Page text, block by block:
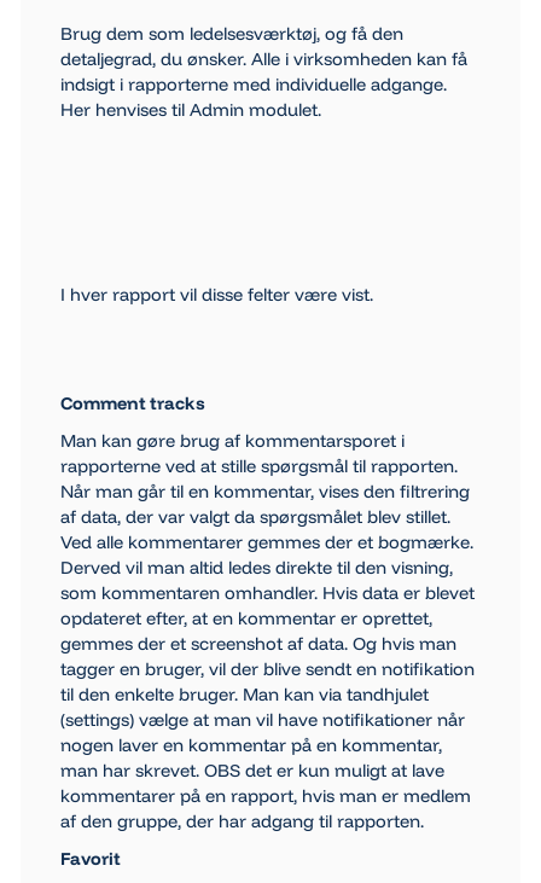
Brug dem som ledelsesværktøj, og få den
detaljegrad, du ønsker. Alle i virksomheden kan få
indsigt i rapporterne med individuelle adgange.
Her henvises tilAdminmodulet.
I hver rapport vil disse felter være vist.
Comment tracks
Man kan gøre brug af kommentarsporet i
rapporterne ved at stille spørgsmål til rapporten.
Når man går til en kommentar, vises den filtrering
af data, der var valgt da spørgsmålet blev stillet.
Ved alle kommentarer gemmes der et bogmærke.
Derved vil man altid ledes direkte til den visning,
som kommentaren omhandler. Hvis data er blevet
opdateret efter, at en kommentar er oprettet,
gemmes der et screenshot af data. Og hvis man
tagger en bruger, vil der blive sendt en notifikation
til den enkelte bruger. Man kan via tandhjulet
(settings) vælge at man vil have notifikationer når
nogen laver en kommentar på en kommentar,
man har skrevet. OBS det er kun muligt at lave
kommentarer på en rapport, hvis man er medlem
af den gruppe, der har adgang til rapporten.
Favorit